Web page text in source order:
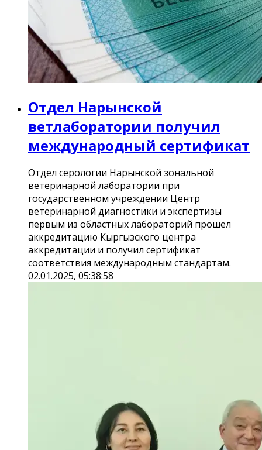
Отдел Нарынской
ветлаборатории получил
международный сертификат
Отдел серологии Нарынской зональной
ветеринарной лаборатории при
государственном учреждении Центр
ветеринарной диагностики и экспертизы
первым из областных лабораторий прошел
аккредитацию Кыргызского центра
аккредитации и получил сертификат
соответствия международным стандартам.
02.01.2025, 05:38:58